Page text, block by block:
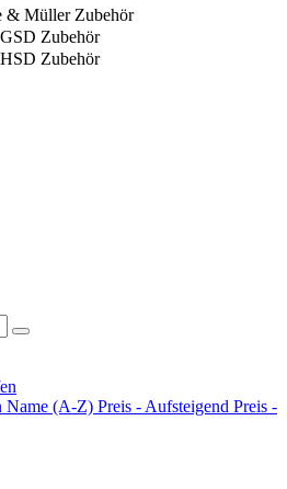
& Müller Zubehör
Zubehör
Zubehör
Name (A-Z) Preis - Aufsteigend Preis -